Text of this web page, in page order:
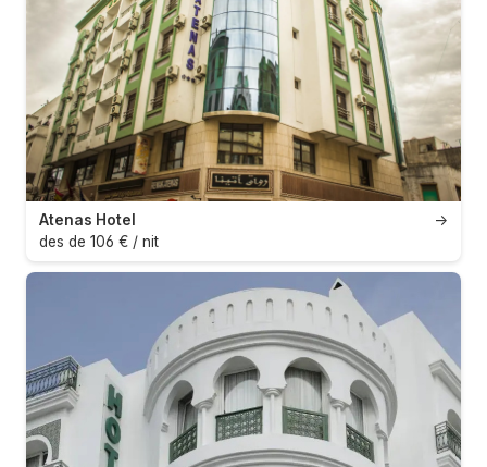
→
Atenas Hotel
des de 106 € / nit